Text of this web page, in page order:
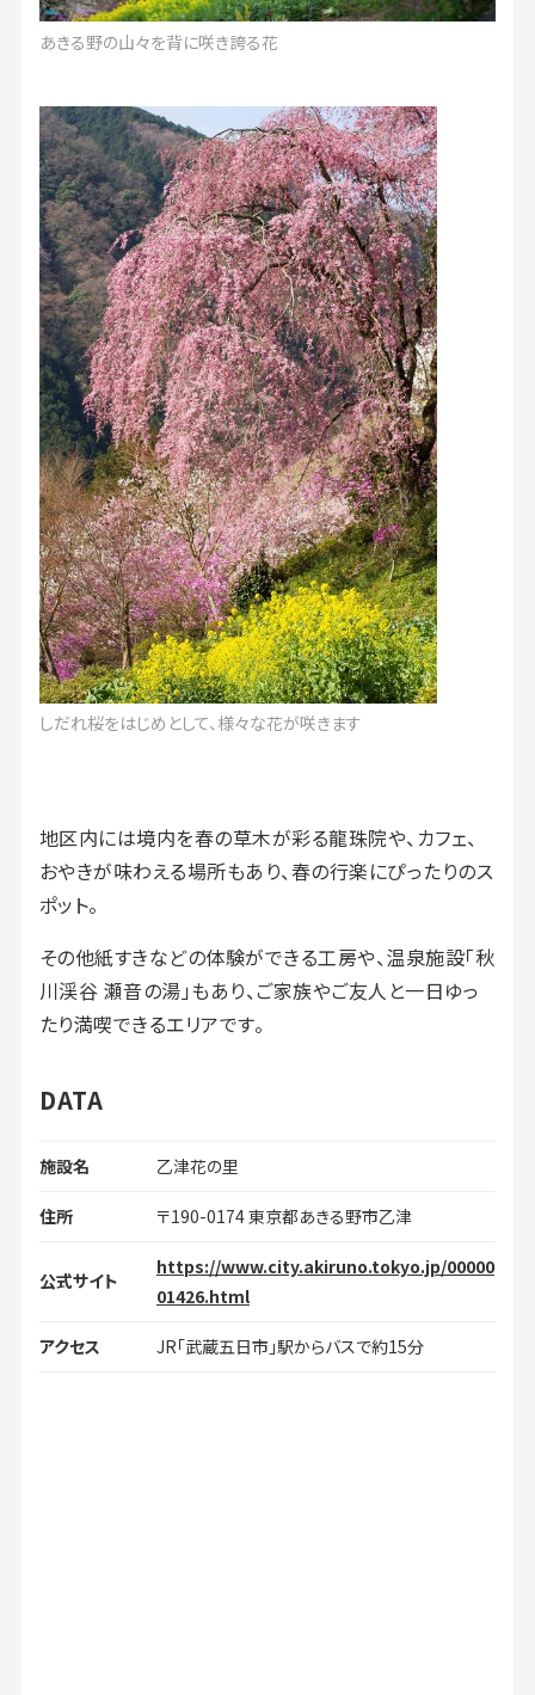
あきる野の山々を背に咲き誇る花
しだれ桜をはじめとして、様々な花が咲きます
地区内には境内を春の草木が彩る龍珠院や、カフェ、
おやきが味わえる場所もあり、春の行楽にぴったりのス
ポット。
その他紙すきなどの体験ができる工房や、温泉施設「秋
川渓谷 瀬音の湯」もあり、ご家族やご友人と一日ゆっ
たり満喫できるエリアです。
DATA
施設名 乙津花の里
住所 〒190-0174 東京都あきる野市乙津
公式サイト
https://www.city.akiruno.tokyo.jp/00000
01426.html
アクセス JR「武蔵五日市」駅からバスで約15分